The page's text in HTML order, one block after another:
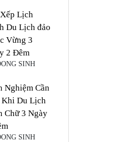
Lịch
Du Lịch đảo
Vừng 3
2 Đêm
SINH
Nghiệm Cần
Khi Du Lịch
Chữ 3 Ngày
SINH